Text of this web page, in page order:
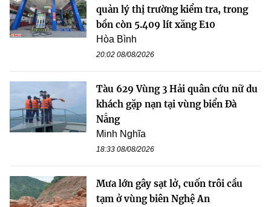
quản lý thị trường kiểm tra, trong
bồn còn 5.409 lít xăng E10
Hòa Bình
20:02 08/08/2026
Tàu 629 Vùng 3 Hải quân cứu nữ du
khách gặp nạn tại vùng biển Đà
Nẵng
Minh Nghĩa
18:33 08/08/2026
Mưa lớn gây sạt lở, cuốn trôi cầu
tạm ở vùng biên Nghệ An